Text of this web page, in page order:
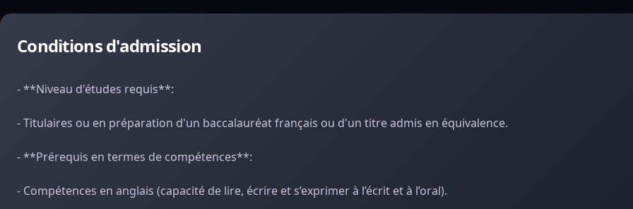
Conditions d'admission
- **Niveau d'études requis**:
- Titulaires ou en préparation d'un baccalauréat français ou d'un titre admis en équivalence.
- **Prérequis en termes de compétences**:
- Compétences en anglais (capacité de lire, écrire et s’exprimer à l’écrit et à l’oral).